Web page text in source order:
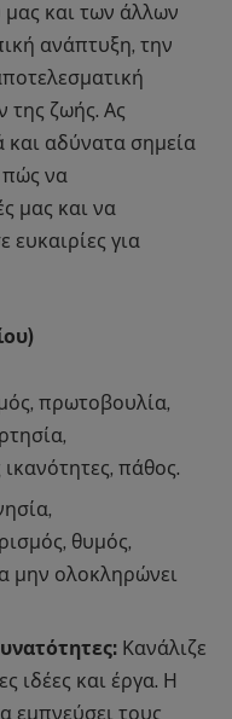
και των άλλων
ανάπτυξη, την
της ζωής. Ας
και αδύνατα σημεία
πώς να
μας και να
ευκαιρίες για
πρωτοβουλία,
πάθος.
θυμός,
μην ολοκληρώνει
Κανάλιζε
ιδέες και έργα. Η
εμπνεύσει τους